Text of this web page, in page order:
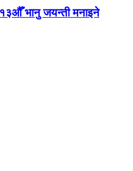
भानु जयन्ती मनाइने